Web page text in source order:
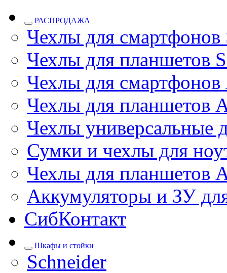
РАСПРОДАЖА
Чехлы для смартфонов
Чехлы для планшетов
Чехлы для
Чехлы для планшетов
Чехлы универсальные
Сумки и чехлы для
Чехлы для планшетов
Аккумуляторы и ЗУ
СибКонтакт
Шкафы и стойки
Schneider